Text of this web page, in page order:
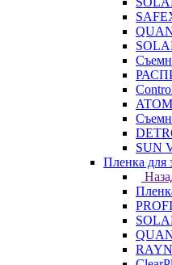
SUN
Пленка для